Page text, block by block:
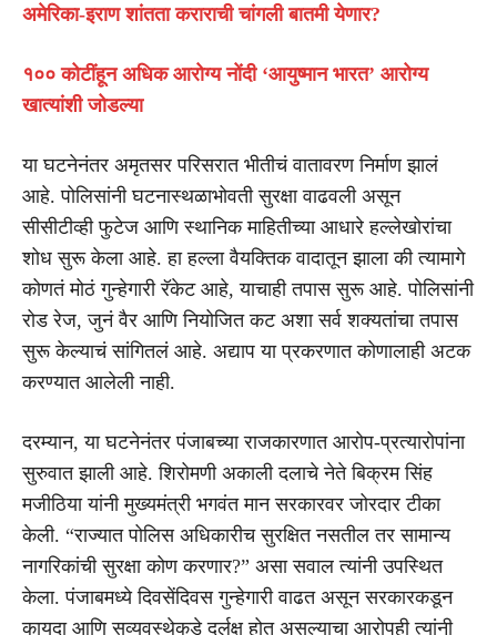
अमेरिका-इराण शांतता कराराची चांगली बातमी येणार?
१०० कोटींहून अधिक आरोग्य नोंदी ‘आयुष्मान भारत’ आरोग्य
खात्यांशी जोडल्या
या घटनेनंतर अमृतसर परिसरात भीतीचं वातावरण निर्माण झालं
आहे. पोलिसांनी घटनास्थळाभोवती सुरक्षा वाढवली असून
सीसीटीव्ही फुटेज आणि स्थानिक माहितीच्या आधारे हल्लेखोरांचा
शोध सुरू केला आहे. हा हल्ला वैयक्तिक वादातून झाला की त्यामागे
कोणतं मोठं गुन्हेगारी रॅकेट आहे, याचाही तपास सुरू आहे. पोलिसांनी
रोड रेज, जुनं वैर आणि नियोजित कट अशा सर्व शक्यतांचा तपास
सुरू केल्याचं सांगितलं आहे. अद्याप या प्रकरणात कोणालाही अटक
करण्यात आलेली नाही.
दरम्यान, या घटनेनंतर पंजाबच्या राजकारणात आरोप-प्रत्यारोपांना
सुरुवात झाली आहे. शिरोमणी अकाली दलाचे नेते बिक्रम सिंह
मजीठिया यांनी मुख्यमंत्री भगवंत मान सरकारवर जोरदार टीका
केली. “राज्यात पोलिस अधिकारीच सुरक्षित नसतील तर सामान्य
नागरिकांची सुरक्षा कोण करणार?” असा सवाल त्यांनी उपस्थित
केला. पंजाबमध्ये दिवसेंदिवस गुन्हेगारी वाढत असून सरकारकडून
कायदा आणि सुव्यवस्थेकडे दुर्लक्ष होत असल्याचा आरोपही त्यांनी